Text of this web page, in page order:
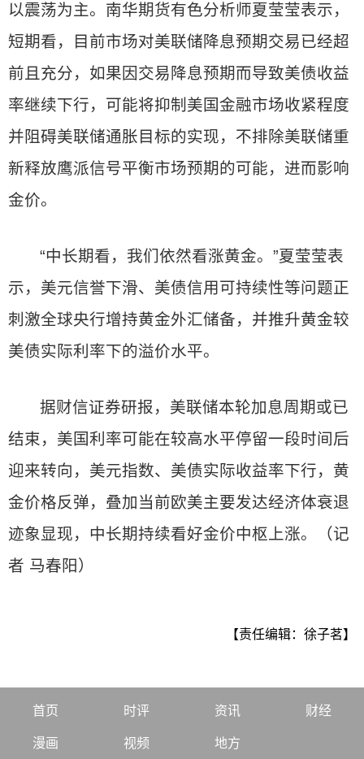
以震荡为主。南华期货有色分析师夏莹莹表示，
短期看，目前市场对美联储降息预期交易已经超
前且充分，如果因交易降息预期而导致美债收益
率继续下行，可能将抑制美国金融市场收紧程度
并阻碍美联储通胀目标的实现，不排除美联储重
新释放鹰派信号平衡市场预期的可能，进而影响
金价。
“中长期看，我们依然看涨黄金。”夏莹莹表
示，美元信誉下滑、美债信用可持续性等问题正
刺激全球央行增持黄金外汇储备，并推升黄金较
美债实际利率下的溢价水平。
据财信证券研报，美联储本轮加息周期或已
结束，美国利率可能在较高水平停留一段时间后
迎来转向，美元指数、美债实际收益率下行，黄
金价格反弹，叠加当前欧美主要发达经济体衰退
迹象显现，中长期持续看好金价中枢上涨。（记
者 马春阳）
【责任编辑：徐子茗】
首页 时评 资讯 财经
漫画 视频 地方